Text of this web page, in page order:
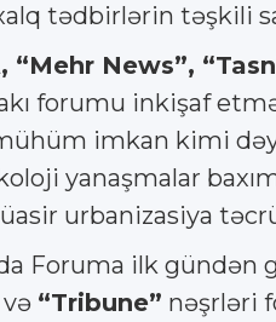
tədbirlərin təşkili
“Mehr News”,
forumu inkişaf
imkan kimi
yanaşmalar
urbanizasiya
Foruma ilk gündən
və “Tribune” nəşrləri